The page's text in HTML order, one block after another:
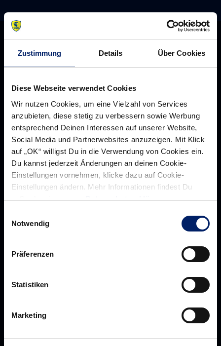
Zustimmung Details Über Cookies
Diese Webseite verwendet Cookies
Wir nutzen Cookies, um eine Vielzahl von Services
anzubieten, diese stetig zu verbessern sowie Werbung
entsprechend Deinen Interessen auf unserer Website,
Social Media und Partnerwebsites anzuzeigen. Mit Klick
auf „OK“ willigst Du in die Verwendung von Cookies ein.
Du kannst jederzeit Änderungen an deinen Cookie-
Einstellungen vornehmen, klicke dazu auf Cookie-
Einstellungen ändern. Mehr Informationen findest Du
außerdem in unsererDatenschutzerklärung.
Notwendig
Präferenzen
Statistiken
Marketing
Rhein-Neckar Löwen GmbH
uns
öffnen,
klicken
Werte der Löwen
Jobs
Löwenherz
Business